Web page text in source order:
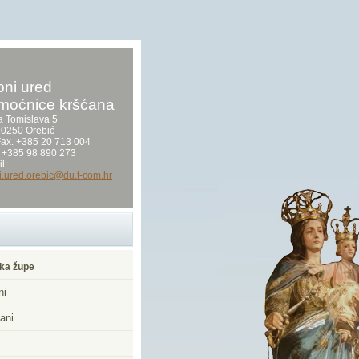
ured
kršćana
Tomislava 5
Orebić
+385 20 713 004
+385 98 890 273
com.hr
župe